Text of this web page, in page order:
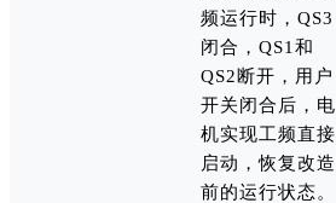
频运行时，QS3
闭合，QS1和
QS2断开，用户
开关闭合后，电
机实现工频直接
启动，恢复改造
前的运行状态。